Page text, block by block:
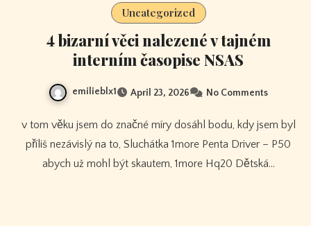
Uncategorized
4 bizarní věci nalezené v tajném
interním časopise NSAS
emilieblx1 April 23, 2026 No Comments
v tom věku jsem do značné míry dosáhl bodu, kdy jsem byl
příliš nezávislý na to, Sluchátka 1more Penta Driver – P50
abych už mohl být skautem, 1more Hq20 Dětská…